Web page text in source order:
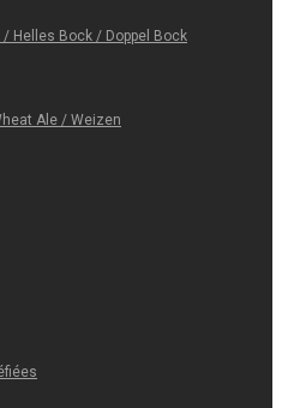
Helles Bock / Doppel Bock
Ale / Weizen